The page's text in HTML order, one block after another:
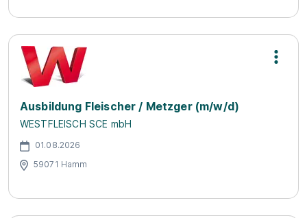
Ausbildung Fleischer / Metzger (m/w/d)
WESTFLEISCH SCE mbH
01.08.2026
59071 Hamm